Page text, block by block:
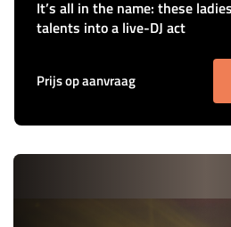
It’s all in the name: these
talents into a live-DJ act
Prijs op aanvraag